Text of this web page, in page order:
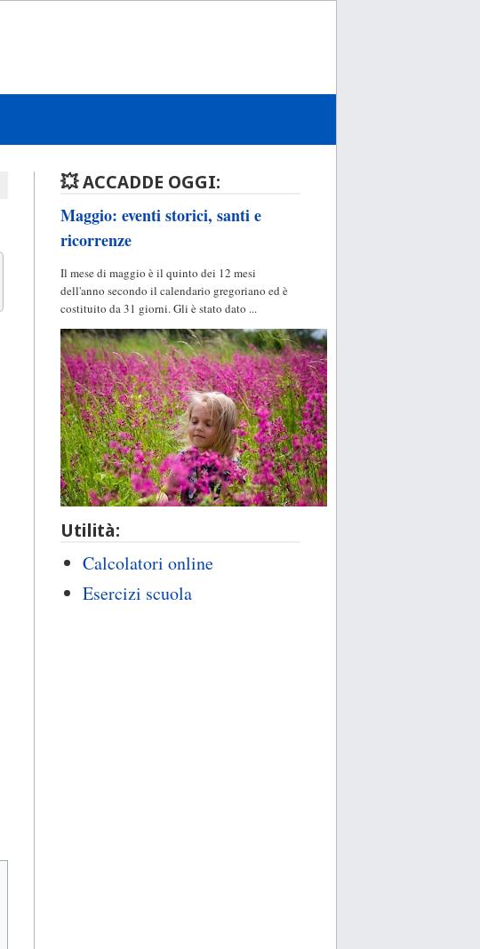
💥 ACCADDE OGGI:
Maggio: eventi storici, santi e
ricorrenze
Il mese di maggio è il quinto dei 12 mesi
dell'anno secondo il calendario gregoriano ed è
costituito da 31 giorni. Gli è stato dato ...
Utilità:
Calcolatori online
Esercizi scuola